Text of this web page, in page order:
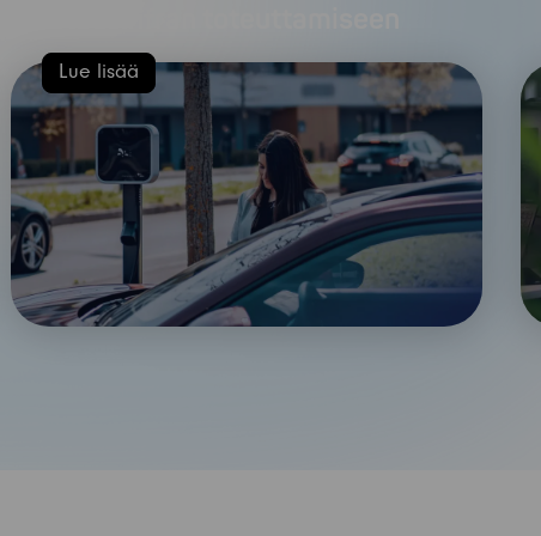
Lue lisää